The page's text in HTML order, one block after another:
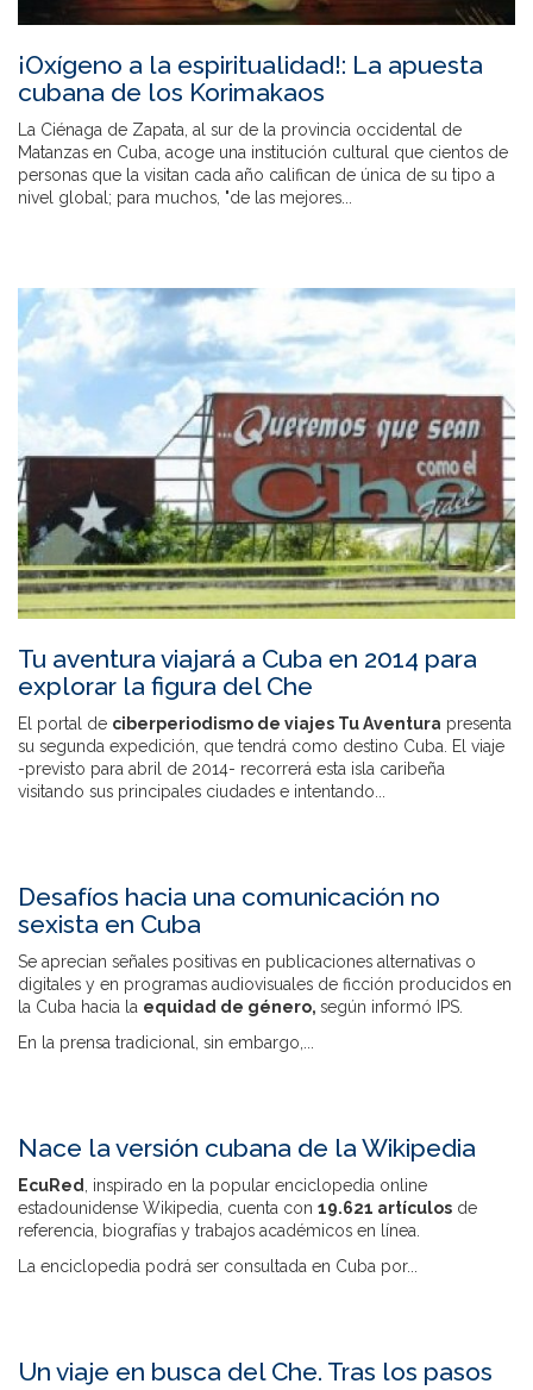
¡Oxígeno a la espiritualidad!: La apuesta
cubana de los Korimakaos
La Ciénaga de Zapata, al sur de la provincia occidental de
Matanzas en Cuba, acoge una institución cultural que cientos de
personas que la visitan cada año califican de única de su tipo a
nivel global; para muchos, "de las mejores...
Tu aventura viajará a Cuba en 2014 para
explorar la figura del Che
El portal de ciberperiodismo de viajes Tu Aventura presenta
su segunda expedición, que tendrá como destino Cuba. El viaje
-previsto para abril de 2014- recorrerá esta isla caribeña
visitando sus principales ciudades e intentando...
Desafíos hacia una comunicación no
sexista en Cuba
Se aprecian señales positivas en publicaciones alternativas o
digitales y en programas audiovisuales de ficción producidos en
la Cuba hacia la equidad de género, según informó IPS.
En la prensa tradicional, sin embargo,...
Nace la versión cubana de la Wikipedia
EcuRed
, inspirado en la popular enciclopedia online
estadounidense Wikipedia, cuenta con 19.621 artículos de
referencia, biografías y trabajos académicos en línea.
La enciclopedia podrá ser consultada en Cuba por...
Un viaje en busca del Che. Tras los pasos